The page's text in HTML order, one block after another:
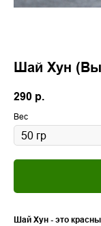
Шай Хун
290 р.
Вес
Шай Хун - это